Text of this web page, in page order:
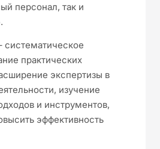
персонал, так и
систематическое
практических
экспертизы в
изучение
и инструментов,
эффективность